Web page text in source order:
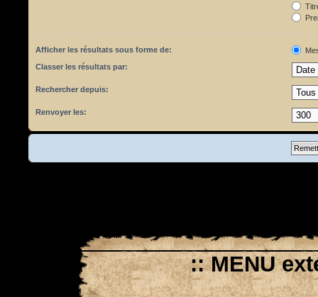
Afficher les résultats sous forme de:
Classer les résultats par:
Rechercher depuis:
Renvoyer les:
:: MENU